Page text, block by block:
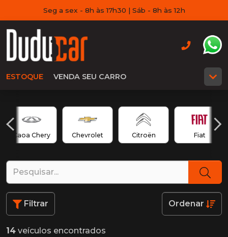
Seg a sex - 8h às 17h30 | Sáb - 8h às 12h
ESTOQUE VENDA SEU CARRO
Caoa Chery Chevrolet Citroën Fiat
Filtrar Ordenar
14 veículos encontrados